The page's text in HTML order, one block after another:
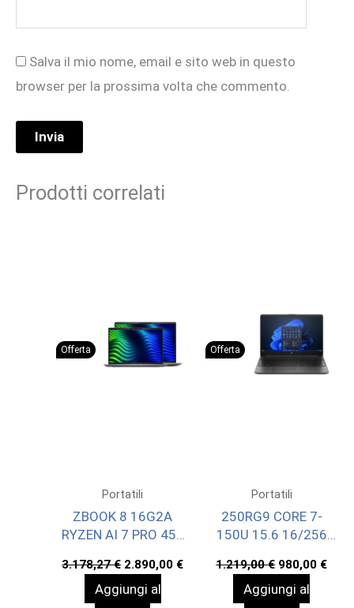
Salva il mio nome, email e sito web in questo
browser per la prossima volta che commento.
Prodotti correlati
Offerta
Portatili
ZBOOK 8 16G2A
RYZEN AI 7 PRO 450
3.178,27€ Il
prezzo
originale
2.890,00 €Il
prezzo
Aggiungi al
Offerta
Portatili
250RG9 CORE 7-
150U 15.6 16/256
1.219,00€ Il
prezzo
originale
era:
980,00 €Il
Aggiungi al